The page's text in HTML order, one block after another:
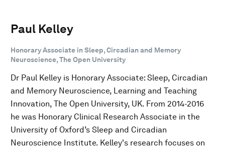
Paul Kelley
Honorary Associate in Sleep, Circadian and Memory
Neuroscience, The Open University
Dr Paul Kelley is Honorary Associate: Sleep, Circadian
and Memory Neuroscience, Learning and Teaching
Innovation, The Open University, UK. From 2014-2016
he was Honorary Clinical Research Associate in the
University of Oxford’s Sleep and Circadian
Neuroscience Institute. Kelley's research focuses on